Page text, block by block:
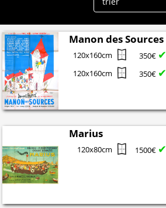
Manon des Sources
120x160cm 350€ ✔
120x160cm 350€ ✔
Marius
120x80cm 1500€ ✔